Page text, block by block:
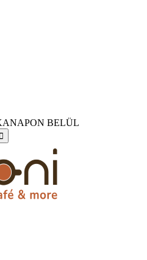
BELÜL